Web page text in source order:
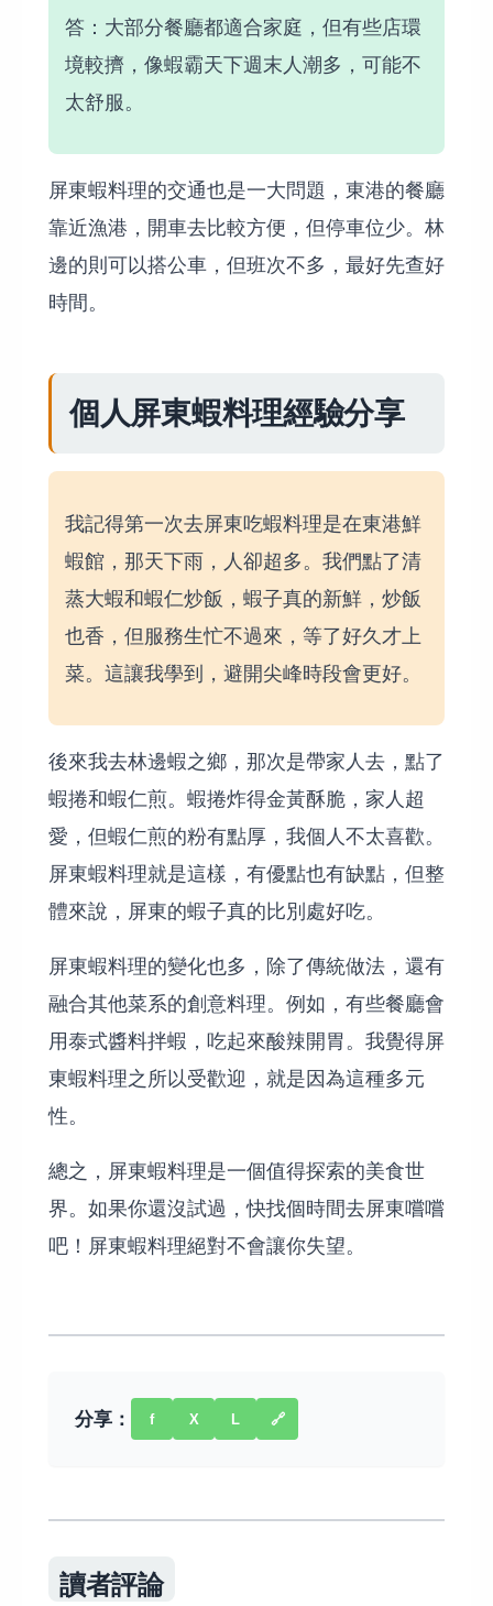
答：大部分餐廳都適合家庭，但有些店環
境較擠，像蝦霸天下週末人潮多，可能不
太舒服。
屏東蝦料理的交通也是一大問題，東港的餐廳
靠近漁港，開車去比較方便，但停車位少。林
邊的則可以搭公車，但班次不多，最好先查好
時間。
個人屏東蝦料理經驗分享
我記得第一次去屏東吃蝦料理是在東港鮮
蝦館，那天下雨，人卻超多。我們點了清
蒸大蝦和蝦仁炒飯，蝦子真的新鮮，炒飯
也香，但服務生忙不過來，等了好久才上
菜。這讓我學到，避開尖峰時段會更好。
後來我去林邊蝦之鄉，那次是帶家人去，點了
蝦捲和蝦仁煎。蝦捲炸得金黃酥脆，家人超
愛，但蝦仁煎的粉有點厚，我個人不太喜歡。
屏東蝦料理就是這樣，有優點也有缺點，但整
體來說，屏東的蝦子真的比別處好吃。
屏東蝦料理的變化也多，除了傳統做法，還有
融合其他菜系的創意料理。例如，有些餐廳會
用泰式醬料拌蝦，吃起來酸辣開胃。我覺得屏
東蝦料理之所以受歡迎，就是因為這種多元
性。
總之，屏東蝦料理是一個值得探索的美食世
界。如果你還沒試過，快找個時間去屏東嚐嚐
吧！屏東蝦料理絕對不會讓你失望。
分享： f X L 🔗
讀者評論